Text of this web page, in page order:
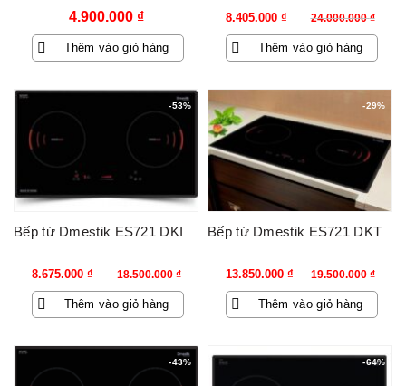
4.900.000 ₫
Thêm vào giỏ hàng
24.000.000₫
Giá
gốc
là:
8.405.000 ₫
Giá
hiện
tại
Thêm vào giỏ hàng
-53%
Bếp từ Dmestik ES721 DKI
18.500.000₫
Giá
gốc
là:
8.675.000 ₫
Giá
hiện
tại
Thêm vào giỏ hàng
-29%
Bếp từ Dmestik ES721 DKT
19.500.000₫
Giá
gốc
là:
13.850.000 ₫
Giá
hiện
tại
Thêm vào giỏ hàng
-43% -64%